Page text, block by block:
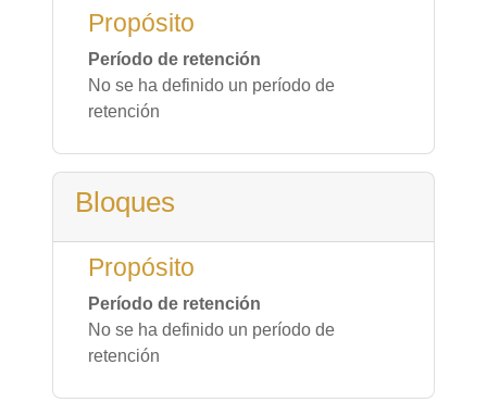
Propósito
Período de retención
No se ha definido un período de
retención
Bloques
Propósito
Período de retención
No se ha definido un período de
retención